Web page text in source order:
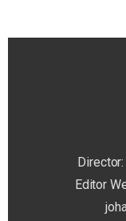
Editor